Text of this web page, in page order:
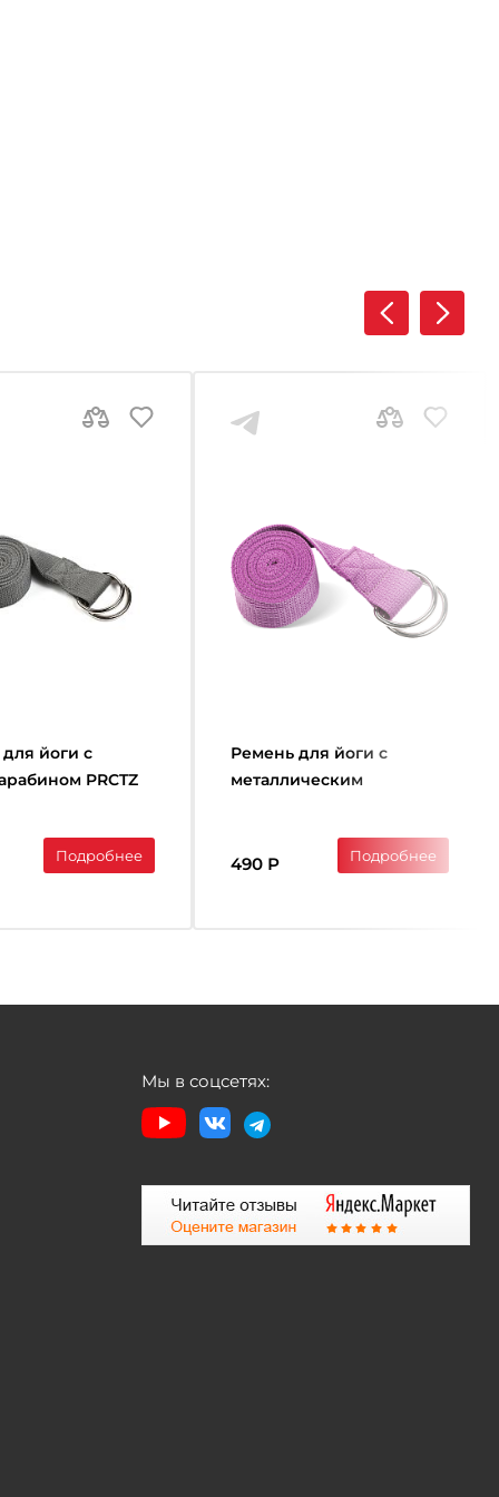
йоги с
PRCTZ
Подробнее
Ремень для йоги с
металлическим
STRAP, фиолет. PY7500
490 Р Подробнее
Мы в соцсетях: